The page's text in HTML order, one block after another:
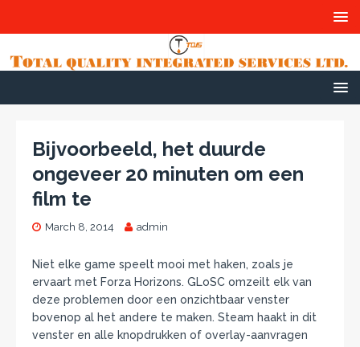
Bijvoorbeeld, het duurde
ongeveer 20 minuten om een ​​
film te
March 8, 2014 admin
Niet elke game speelt mooi met haken, zoals je
ervaart met Forza Horizons. GLoSC omzeilt elk van
deze problemen door een onzichtbaar venster
bovenop al het andere te maken. Steam haakt in dit
venster en alle knopdrukken of overlay-aanvragen